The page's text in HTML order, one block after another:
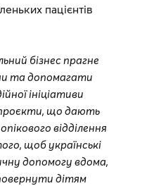
пацієнтів
бізнес прагне
та допомагати
ініціативи
що дають
відділення
щоб українські
допомогу вдома,
дітям